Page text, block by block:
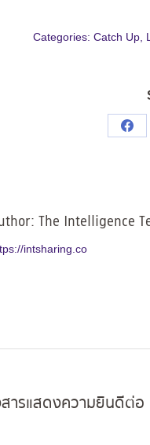
Categories: Catch Up
The Intelligence
intsharing.co
ารแสดงความยินดีต่อ